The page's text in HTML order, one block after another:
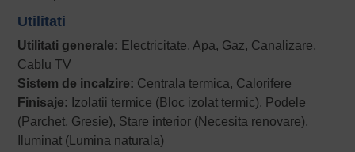
Utilitati
Utilitati generale: Electricitate, Apa, Gaz, Canalizare,
Cablu TV
Sistem de incalzire: Centrala termica, Calorifere
Finisaje: Izolatii termice (Bloc izolat termic), Podele
(Parchet, Gresie), Stare interior (Necesita renovare),
Iluminat (Lumina naturala)